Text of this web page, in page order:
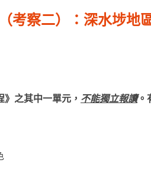
考察二）：深水埗地
之其中一單元， 不能獨立報讀。